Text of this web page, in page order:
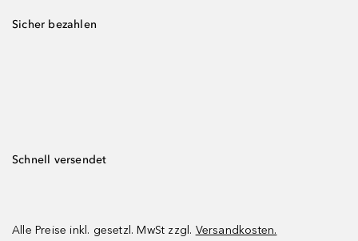
Sicher bezahlen
Schnell versendet
Alle Preise inkl. gesetzl. MwSt zzgl. Versandkosten.